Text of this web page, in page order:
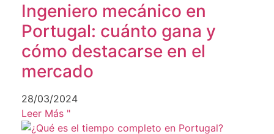
Ingeniero mecánico en
Portugal: cuánto gana y
cómo destacarse en el
mercado
28/03/2024
Leer Más "